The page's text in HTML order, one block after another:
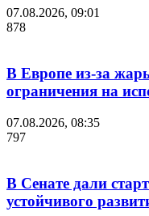
07.08.2026, 09:01
878
В Европе из-за
ограничения на
07.08.2026, 08:35
797
В Сенате дали
устойчивого